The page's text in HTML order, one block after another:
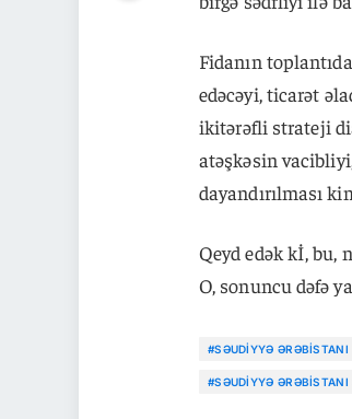
Fidanın
edəcəyi, ticarət
ikitərəfli strateji
atəşkəsin
dayandırılması
Qeyd edək kİ, bu,
O, sonuncu dəfə
#SƏUDIYYƏ ƏRƏBISTANI
#SƏUDIYYƏ ƏRƏBISTANI